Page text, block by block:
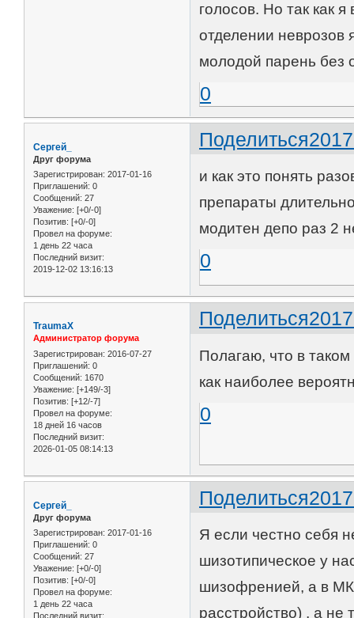
голосов. Но так как
отделении неврозов
молодой парень без
0
Поделиться
Сергей_
Друг форума
Зарегистрирован: 2017-01-16
Приглашений: 0
Сообщений: 27
Уважение: [+0/-0]
Позитив: [+0/-0]
Провел на форуме:
1 день 22 часа
Последний визит:
2019-12-02 13:16:13
и как это понять
препараты
модитен депо раз 2
0
Поделиться
TraumaX
Администратор форума
Зарегистрирован: 2016-07-27
Приглашений: 0
Сообщений: 1670
Уважение: [+149/-3]
Позитив: [+12/-7]
Провел на форуме:
18 дней 16 часов
Последний визит:
2026-01-05 08:14:13
Полагаю, что в
как наиболее
0
Поделиться
Сергей_
Друг форума
Зарегистрирован: 2017-01-16
Приглашений: 0
Сообщений: 27
Уважение: [+0/-0]
Позитив: [+0/-0]
Провел на форуме:
1 день 22 часа
Последний визит:
Я если честно себя
шизотипическое у
шизофренией, а в
расстройство) , а не